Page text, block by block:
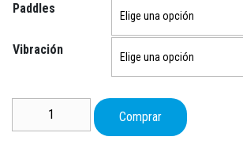
precios:
desde
164,60 €
hasta
174,05 €
Paddles
Vibración
Mando Xbox Joker Verde cantidad
Comprar